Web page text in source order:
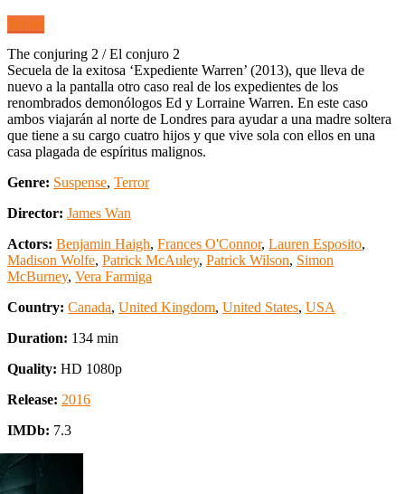
Trailer
The conjuring 2 / El conjuro 2
Secuela de la exitosa ‘Expediente Warren’ (2013), que lleva de
nuevo a la pantalla otro caso real de los expedientes de los
renombrados demonólogos Ed y Lorraine Warren. En este caso
ambos viajarán al norte de Londres para ayudar a una madre soltera
que tiene a su cargo cuatro hijos y que vive sola con ellos en una
casa plagada de espíritus malignos.
Genre: Suspense, Terror
Director: James Wan
Actors: Benjamin Haigh, Frances O'Connor, Lauren Esposito,
Madison Wolfe, Patrick McAuley, Patrick Wilson, Simon
McBurney, Vera Farmiga
Country: Canada, United Kingdom, United States, USA
Duration: 134 min
Quality: HD 1080p
Release: 2016
IMDb: 7.3